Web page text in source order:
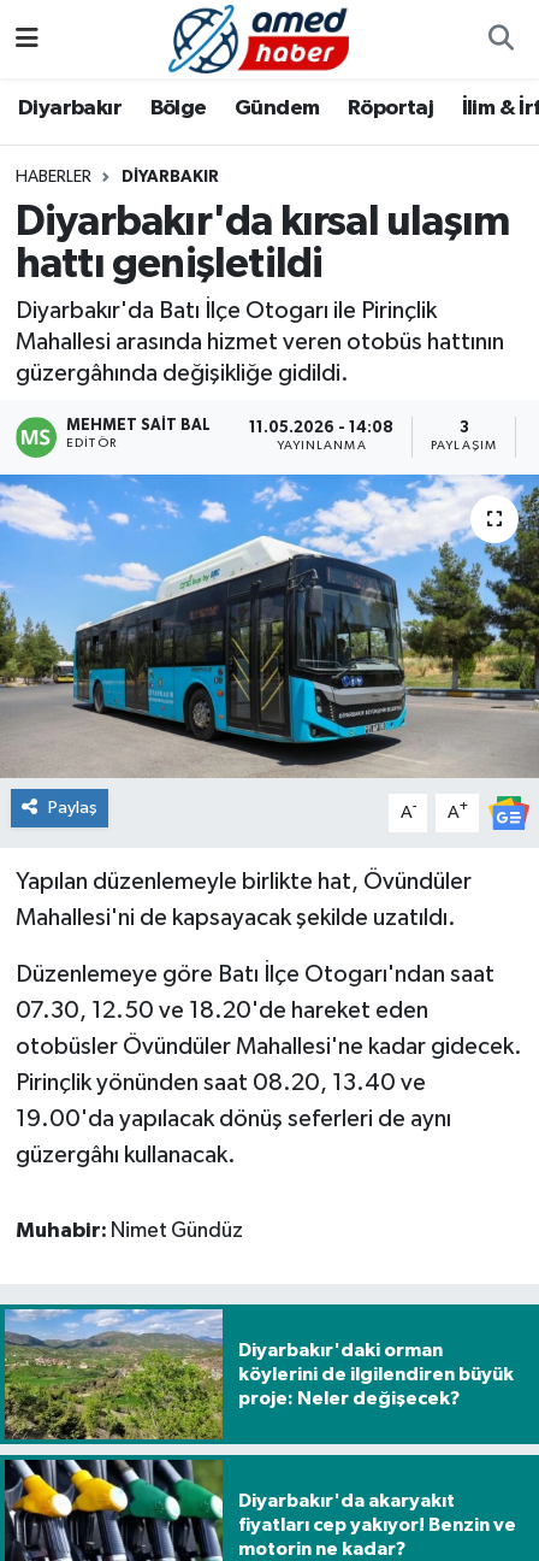
Diyarbakır Bölge Gündem Röportaj İlim &
HABERLER DIYARBAKIR
Diyarbakır'da kırsal ulaşım
hattı genişletildi
Diyarbakır'da Batı İlçe Otogarı ile Pirinçlik
Mahallesi arasında hizmet veren otobüs hattının
güzergâhında değişikliğe gidildi.
MEHMET SAIT BAL
EDITÖR
11.05.2026 - 14:08
YAYINLANMA
3
PAYLAŞIM
Paylaş A- A+
Yapılan düzenlemeyle birlikte hat, Övündüler
Mahallesi'ni de kapsayacak şekilde uzatıldı.
Düzenlemeye göre Batı İlçe Otogarı'ndan saat
07.30, 12.50 ve 18.20'de hareket eden
otobüsler Övündüler Mahallesi'ne kadar gidecek.
Pirinçlik yönünden saat 08.20, 13.40 ve
19.00'da yapılacak dönüş seferleri de aynı
güzergâhı kullanacak.
Muhabir: Nimet Gündüz
Diyarbakır'daki orman
köylerini de ilgilendiren büyük
proje: Neler değişecek?
Diyarbakır'da akaryakıt
fiyatları cep yakıyor! Benzin ve
motorin ne kadar?
Bölge
Röportaj
Foto Galeri
Yazarlar
Aile
Asayiş
Bilim & Teknoloji
Bölge
Ekonomi
Genel
Güncel
Gündem
İlim & İrfan
Kültür & Sanat
KURDÎ
Sağlık & Yaşam
Siyaset
Diyarbakır Hava Durumu
Diyarbakır Namaz Vakitleri
Diyarbakır Trafik Yoğunluk Haritası
Süper Lig Puan Durumu ve Fikstür
Haber Arşivi